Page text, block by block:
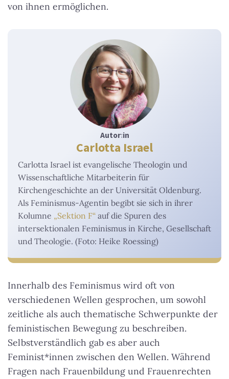
von ihnen ermöglichen.
Autor:in
Carlotta Israel
Carlotta Israel ist evangelische Theologin und
Wissenschaftliche Mitarbeiterin für
Kirchengeschichte an der Universität Oldenburg.
Als Feminismus-Agentin begibt sie sich in ihrer
Kolumne „Sektion F“ auf die Spuren des
intersektionalen Feminismus in Kirche, Gesellschaft
und Theologie. (Foto: Heike Roessing)
Innerhalb des Feminismus wird oft von
verschiedenen Wellen gesprochen, um sowohl
zeitliche als auch thematische Schwerpunkte der
feministischen Bewegung zu beschreiben.
Selbstverständlich gab es aber auch
Feminist*innen zwischen den Wellen. Während
Fragen nach Frauenbildung und Frauenrechten